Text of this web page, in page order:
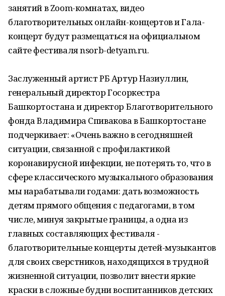
занятий в Zoom-комнатах, видео
благотворительных онлайн-концертов и Гала-
концерт будут размещаться на официальном
сайте фестиваля nsorb-detyam.ru.
Заслуженный артист РБ Артур Назиуллин,
генеральный директор Госоркестра
Башкортостана и директор Благотворительного
фонда Владимира Спивакова в Башкортостане
подчеркивает: «Очень важно в сегодняшней
ситуации, связанной с профилактикой
коронавирусной инфекции, не потерять то, что в
сфере классического музыкального образования
мы нарабатывали годами: дать возможность
детям прямого общения с педагогами, в том
числе, минуя закрытые границы, а одна из
главных составляющих фестиваля -
благотворительные концерты детей-музыкантов
для своих сверстников, находящихся в трудной
жизненной ситуации, позволит внести яркие
краски в сложные будни воспитанников детских